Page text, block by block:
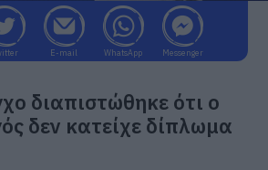
E-mail WhatsApp Messenger
διαπιστώθηκε ότι ο
δεν κατείχε δίπλωμα